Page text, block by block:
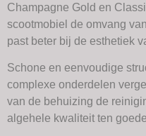
Champagne Gold en
scootmobiel de omvang
past beter bij de esthetiek
Schone en eenvoudige
complexe onderdelen
van de behuizing de
algehele kwaliteit ten